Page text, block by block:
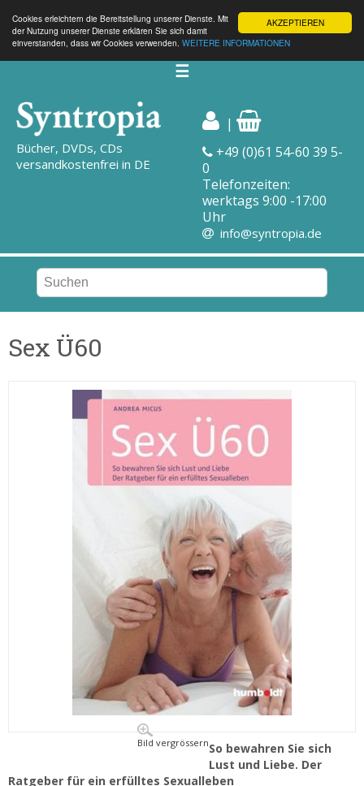
AKZEPTIEREN
Cookies erleichtern die Bereitstellung unserer Dienste. Mit
der Nutzung unserer Dienste erklären Sie sich damit
einverstanden, dass wir Cookies verwenden. WEITERE INFORMATIONEN
☰
Bücher, DVDs, CDs
versandkostenfrei in DE
|
+49 (0)61 54-60 39 5-
0
Telefonzeiten:
werktags 9:00 -17:00
Uhr
info@syntropia.de
Sex Ü60
Bild vergrössernSo bewahren Sie sich
Lust und Liebe. Der
Ratgeber für ein erfülltes Sexualleben